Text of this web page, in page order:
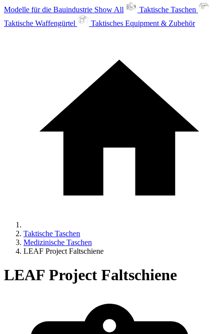
Modelle für die Bauindustrie Show All
Taktische Taschen
Taktische Waffengürtel
Taktisches Equipment & Zubehör
Taktische Taschen
Medizinische Taschen
LEAF Project Faltschiene
LEAF Project Faltschiene